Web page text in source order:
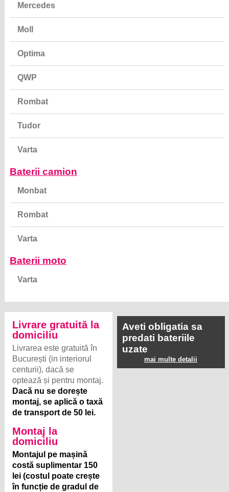
Mercedes
Moll
Optima
QWP
Rombat
Tudor
Varta
Baterii camion
Monbat
Rombat
Varta
Baterii moto
Varta
Livrare gratuită la
domiciliu
Livrarea este gratuită în
București (in interiorul
centurii), dacă se
optează și pentru montaj.
Dacă nu se dorește
montaj, se aplică o taxă
de transport de 50 lei.
Montaj la
domiciliu
Montajul pe mașină
costă suplimentar 150
lei (costul poate crește
în funcție de gradul de
Aveti obligatia sa
predati bateriile
uzate
mai multe detalii